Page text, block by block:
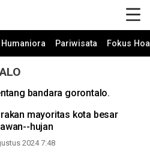
Humaniora Pariwisata Fokus
bandara gorontalo.
mayoritas kota besar
hujan
2024 7:48